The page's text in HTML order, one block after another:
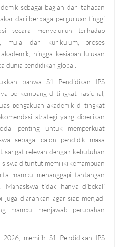
sebagai bagian dari tahapan
dari berbagai perguruan tinggi
secara menyeluruh terhadap
mulai dari kurikulum, proses
hingga kesiapan lulusan
dunia pendidikan global.
bahwa S1 Pendidikan IPS
berkembang di tingkat nasional,
pengakuan akademik di tingkat
strategi yang diberikan
penting untuk memperkuat
sebagai calon pendidik masa
sangat relevan dengan kebutuhan
siswa dituntut memiliki kemampuan
mampu menanggapi tantangan
Mahasiswa tidak hanya dibekali
juga diarahkan agar siap menjadi
mampu menjawab perubahan
memilih S1 Pendidikan IPS